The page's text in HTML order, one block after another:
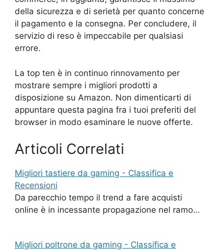
della sicurezza e di serietà per quanto concerne
il pagamento e la consegna. Per concludere, il
servizio di reso è impeccabile per qualsiasi
errore.
La top ten è in continuo rinnovamento per
mostrare sempre i migliori prodotti a
disposizione su Amazon. Non dimenticarti di
appuntare questa pagina fra i tuoi preferiti del
browser in modo esaminare le nuove offerte.
Articoli Correlati
Migliori tastiere da gaming - Classifica e
Recensioni
Da parecchio tempo il trend a fare acquisti
online è in incessante propagazione nel ramo…
Migliori poltrone da gaming - Classifica e